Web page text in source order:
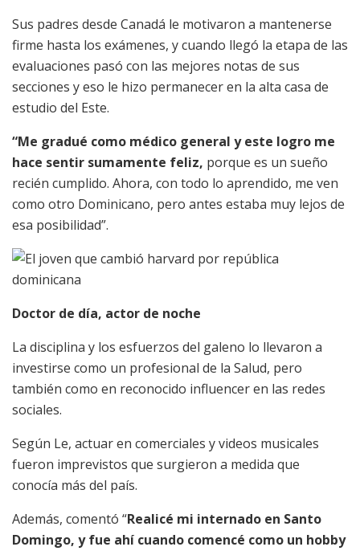
Sus padres desde Canadá le motivaron a mantenerse
firme hasta los exámenes, y cuando llegó la etapa de las
evaluaciones pasó con las mejores notas de sus
secciones y eso le hizo permanecer en la alta casa de
estudio del Este.
“Me gradué como médico general y este logro me
hace sentir sumamente feliz, porque es un sueño
recién cumplido. Ahora, con todo lo aprendido, me ven
como otro Dominicano, pero antes estaba muy lejos de
esa posibilidad”.
Doctor de día, actor de noche
La disciplina y los esfuerzos del galeno lo llevaron a
investirse como un profesional de la Salud, pero
también como en reconocido influencer en las redes
sociales.
Según Le, actuar en comerciales y videos musicales
fueron imprevistos que surgieron a medida que
conocía más del país.
Además, comentó “Realicé mi internado en Santo
Domingo, y fue ahí cuando comencé como un hobby